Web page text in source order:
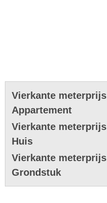
Vierkante meterprijs
Appartement
Vierkante meterprijs
Huis
Vierkante meterprijs
Grondstuk